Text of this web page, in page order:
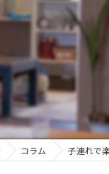
子連れ
スポーツ観戦
モツ鍋
コラム 子連れで